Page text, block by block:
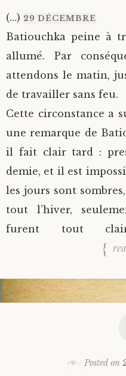
(…) 29 DÉCEMBRE
Batiouchka peine à
allumé. Par
attendons le matin,
de travailler sans feu.
Cette circonstance a
une remarque de
il fait clair tard :
demie, et il est
les jours sont
tout l’hiver,
furent tout
Posted on